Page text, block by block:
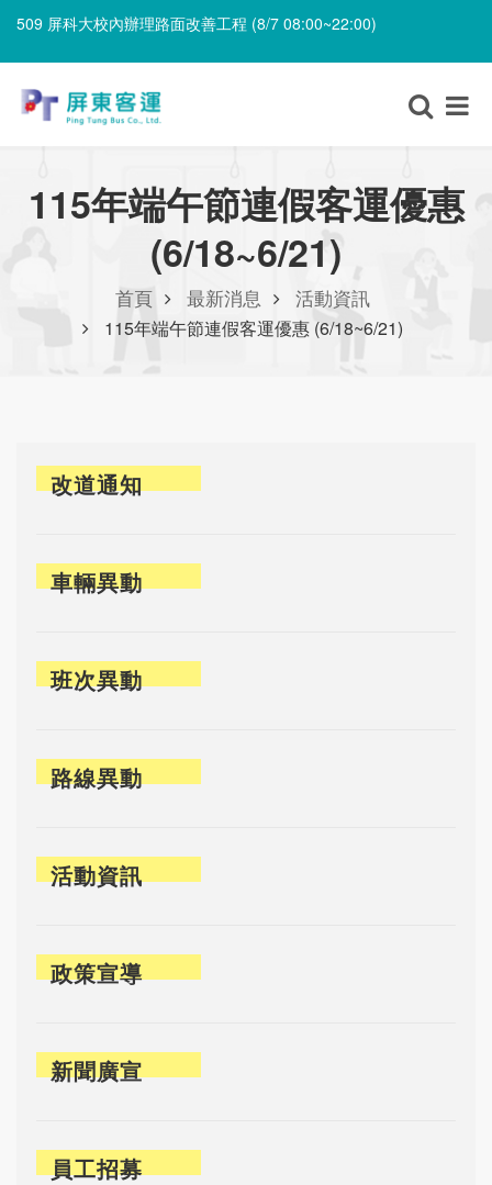
509 屏科大校內辦理路面改善工程 (8/7 08:00~22:00)
509 屏科大校內辦理路面改善工程 (8/7 08:00~22:00)
115年端午節連假客運優惠
(6/18~6/21)
首頁 最新消息 活動資訊
115年端午節連假客運優惠 (6/18~6/21)
改道通知
車輛異動
班次異動
路線異動
活動資訊
政策宣導
新聞廣宣
員工招募